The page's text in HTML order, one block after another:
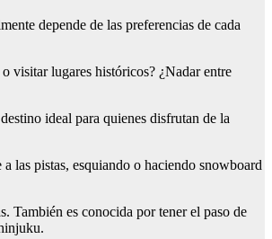
depende de las preferencias de cada
visitar lugares históricos? ¿Nadar entre
ideal para quienes disfrutan de la
las pistas, esquiando o haciendo snowboard
También es conocida por tener el paso de